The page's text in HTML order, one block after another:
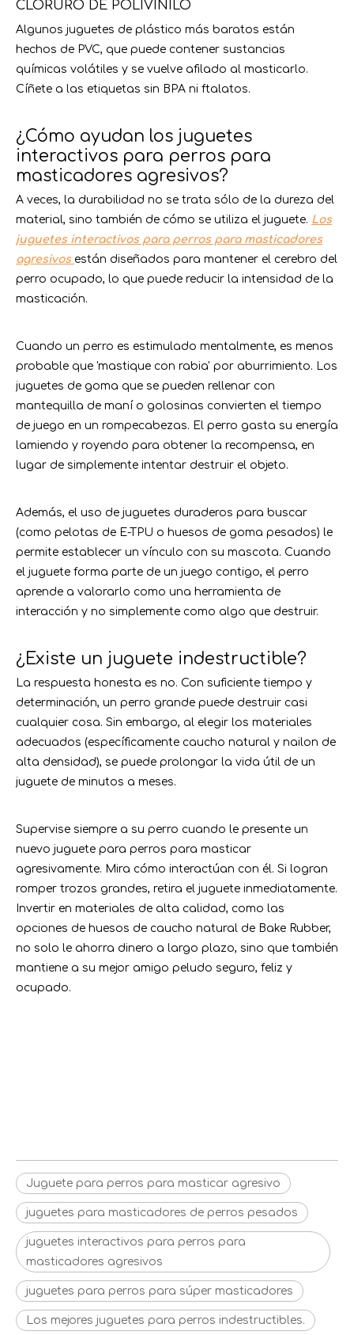
CLORURO DE POLIVINILO
Algunos juguetes de plástico más baratos están
hechos de PVC, que puede contener sustancias
químicas volátiles y se vuelve afilado al masticarlo.
Cíñete a las etiquetas sin BPA ni ftalatos.
¿Cómo ayudan los juguetes
interactivos para perros para
masticadores agresivos?
A veces, la durabilidad no se trata sólo de la dureza del
material, sino también de cómo se utiliza el juguete. Los
juguetes interactivos para perros para masticadores
agresivos están diseñados para mantener el cerebro del
perro ocupado, lo que puede reducir la intensidad de la
masticación.
Cuando un perro es estimulado mentalmente, es menos
probable que 'mastique con rabia' por aburrimiento. Los
juguetes de goma que se pueden rellenar con
mantequilla de maní o golosinas convierten el tiempo
de juego en un rompecabezas. El perro gasta su energía
lamiendo y royendo para obtener la recompensa, en
lugar de simplemente intentar destruir el objeto.
Además, el uso de juguetes duraderos para buscar
(como pelotas de E-TPU o huesos de goma pesados) le
permite establecer un vínculo con su mascota. Cuando
el juguete forma parte de un juego contigo, el perro
aprende a valorarlo como una herramienta de
interacción y no simplemente como algo que destruir.
¿Existe un juguete indestructible?
La respuesta honesta es no. Con suficiente tiempo y
determinación, un perro grande puede destruir casi
cualquier cosa. Sin embargo, al elegir los materiales
adecuados (específicamente caucho natural y nailon de
alta densidad), se puede prolongar la vida útil de un
juguete de minutos a meses.
Supervise siempre a su perro cuando le presente un
nuevo juguete para perros para masticar
agresivamente. Mira cómo interactúan con él. Si logran
romper trozos grandes, retira el juguete inmediatamente.
Invertir en materiales de alta calidad, como las
opciones de huesos de caucho natural de Bake Rubber,
no solo le ahorra dinero a largo plazo, sino que también
mantiene a su mejor amigo peludo seguro, feliz y
ocupado.
Juguete para perros para masticar agresivo
juguetes para masticadores de perros pesados
juguetes interactivos para perros para
masticadores agresivos
juguetes para perros para súper masticadores
Los mejores juguetes para perros indestructibles.